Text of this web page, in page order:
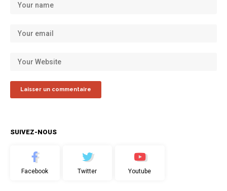
SUIVEZ-NOUS
Facebook Twitter Youtube